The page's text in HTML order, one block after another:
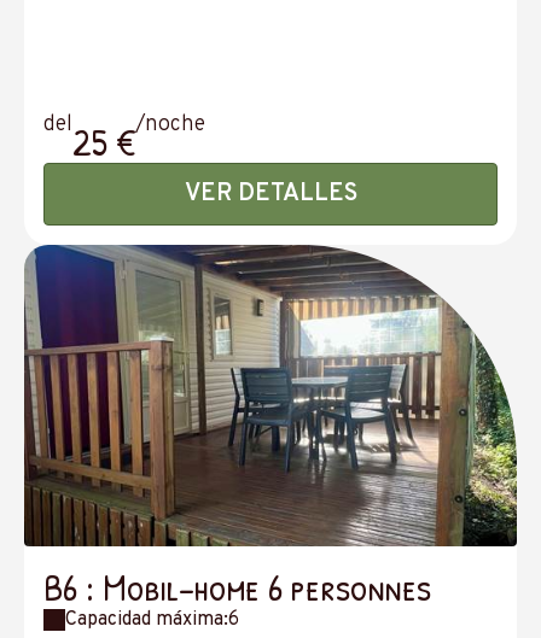
del25 €/noche
VER DETALLES
B6 : Mobil-home 6 personnes
Capacidad máxima:6